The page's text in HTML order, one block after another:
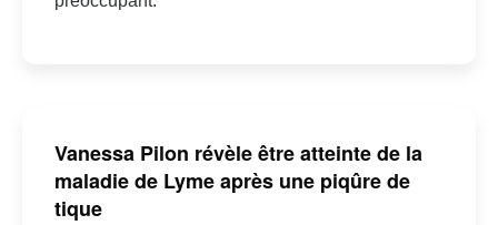
Vanessa Pilon révèle être atteinte de la
maladie de Lyme après une piqûre de
tique